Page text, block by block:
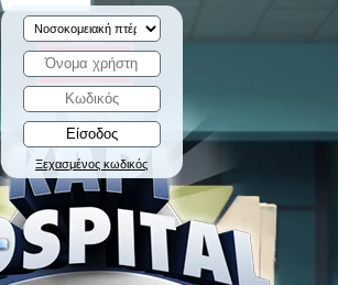
Ξεχασμένος κωδικός